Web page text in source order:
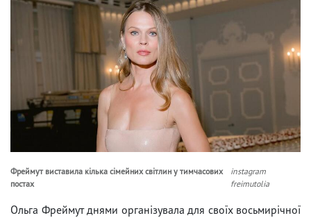
Фреймут виставила кілька сімейних світлин у тимчасових
постах
instagram
freimutolia
Ольга Фреймут днями організувала для своїх восьмирічної